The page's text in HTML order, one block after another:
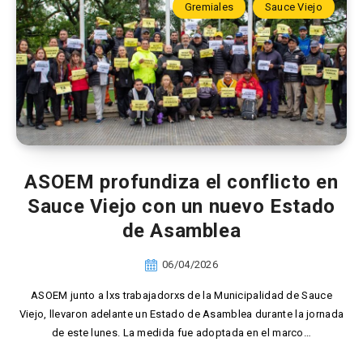
Gremiales Sauce Viejo
ASOEM profundiza el conflicto en
Sauce Viejo con un nuevo Estado
de Asamblea
06/04/2026
ASOEM junto a lxs trabajadorxs de la Municipalidad de Sauce
Viejo, llevaron adelante un Estado de Asamblea durante la jornada
de este lunes. La medida fue adoptada en el marco…